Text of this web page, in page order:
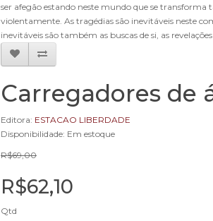
ser afegão estando neste mundo que se transforma
violentamente. As tragédias são inevitáveis neste
inevitáveis são também as buscas de si, as
Carregadores de
Editora: ESTACAO LIBERDADE
Disponibilidade: Em estoque
R$69,00
R$62,10
Qtd